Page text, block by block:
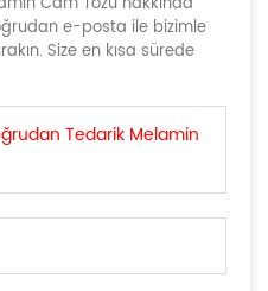
e-posta ile bizimle
Size en kısa sürede
Tedarik Melamin